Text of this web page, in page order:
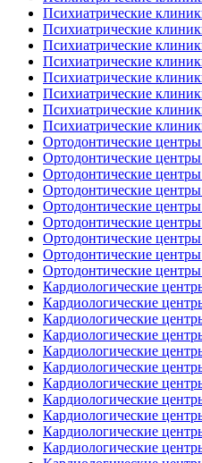
Психиатрические
Психиатрические
Психиатрические
Психиатрические
Психиатрические
Психиатрические
Психиатрические
Психиатрические
Ортодонтические центры
Ортодонтические
Ортодонтические
Ортодонтические
Ортодонтические
Ортодонтические
Ортодонтические
Ортодонтические
Ортодонтические
Кардиологические
Кардиологические
Кардиологические
Кардиологические
Кардиологические
Кардиологические
Кардиологические
Кардиологические
Кардиологические
Кардиологические
Кардиологические